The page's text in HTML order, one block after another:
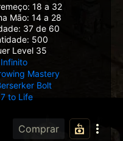
18 a 32
Mão: 14 a 28
37 de 60
500
Level 35
Infinito
Mastery
Bolt
to Life
Comprar